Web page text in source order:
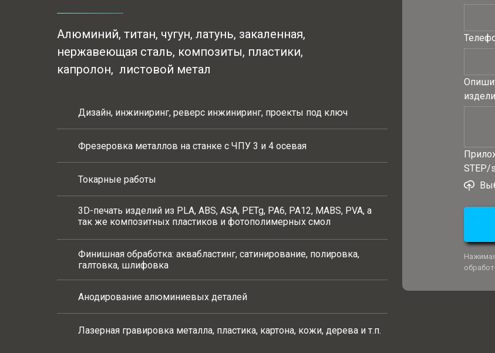
Алюминий, титан, чугун, латунь, закаленная,
нержавеющая сталь, композиты, пластики,
капролон, листовой метал
Дизайн, инжиниринг, реверс инжиниринг, проекты под ключ
Фрезеровка металлов на станке с ЧПУ 3 и 4 осевая
Токарные работы
3D-печать изделий из PLA, ABS, ASA, PETg, PA6, PA12, MABS, PVA, а
так же композитных пластиков и фотополимерных смол
Финишная обработка: аквабластинг, сатинирование, полировка,
галтовка, шлифовка
Анодирование алюминиевых деталей
Лазерная гравировка металла, пластика, картона, кожи, дерева и т.п.
STEP/